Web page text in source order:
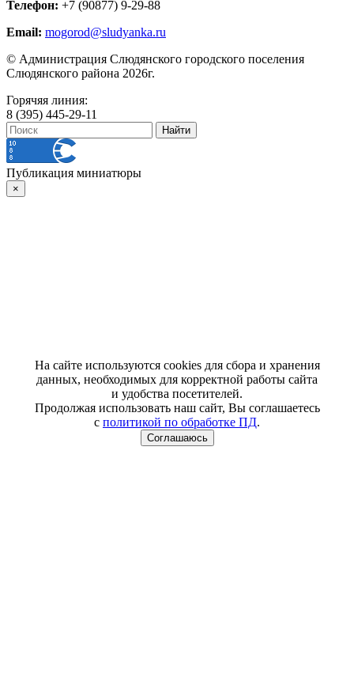
Телефон: +7 (90877) 9-29-88
Email: mogorod@sludyanka.ru
© Администрация Слюдянского городского поселения
Слюдянского района 2026г.
Горячяя линия:
8 (395) 445-29-11
Публикация миниатюры
×
На сайте используются cookies для сбора и хранения
данных, необходимых для корректной работы сайта
и удобства посетителей.
Продолжая использовать наш сайт, Вы соглашаетесь
с политикой по обработке ПД.
Соглашаюсь